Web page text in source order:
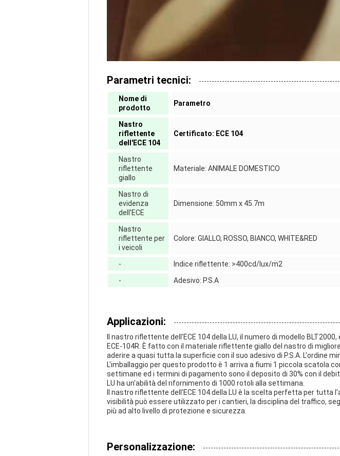
Parametri tecnici:
Nome di
prodotto
Parametro
Nastro
riflettente
dell'ECE 104
Certificato: ECE 104
Nastro
riflettente
giallo
Materiale: ANIMALE DOMESTICO
Nastro di
evidenza
dell'ECE
Dimensione: 50mm x 45.7m
Nastro
riflettente per
i veicoli
Colore: GIALLO, ROSSO, BIANCO, WHITE&RED
-
Indice riflettente: >400cd/lux/m2
-
Adesivo: P.S.A
Applicazioni:
Il nastro riflettente dell'ECE 104 della LU, il numero di modello
ECE-104R. È fatto con il materiale riflettente giallo del nastro di
aderire a quasi tutta la superficie con il suo adesivo di P.S.A. L'ordine
L'imballaggio per questo prodotto è 1 arriva a fiumi 1 piccola scatola
settimane ed i termini di pagamento sono il deposito di 30% con il
LU ha un'abilità del rifornimento di 1000 rotoli alla settimana.
Il nastro riflettente dell'ECE 104 della LU è la scelta perfetta per
visibilità può essere utilizzato per i cantieri, la disciplina del traffico,
più ad alto livello di protezione e sicurezza.
Personalizzazione: